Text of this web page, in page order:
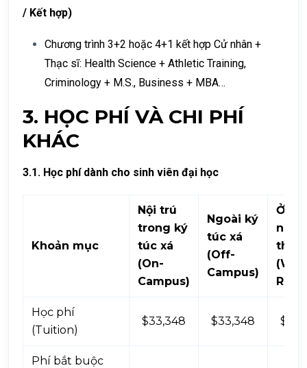
/ Kết hợp)
Chương trình 3+2 hoặc 4+1 kết hợp Cử nhân +
Thạc sĩ: Health Science + Athletic Training,
Criminology + M.S., Business + MBA…
3. HỌC PHÍ VÀ CHI PHÍ
KHÁC
3.1. Học phí dành cho sinh viên đại học
Khoản mục
Nội trú
trong ký
túc xá
(On-
Campus)
Ngoài ký
túc xá
(Off-
Campus)
Ở với
thân
Học phí
(Tuition)
$33,348 $33,348
Phí bắt buộc